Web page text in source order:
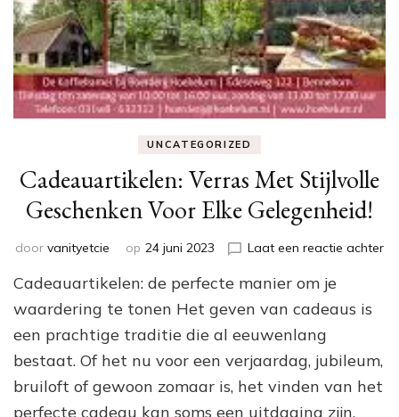
UNCATEGORIZED
Cadeauartikelen: Verras Met Stijlvolle
Geschenken Voor Elke Gelegenheid!
door vanityetcie op 24 juni 2023 Laat een reactie achterop
Cadeauartikelen: de perfecte manier om je
waardering te tonen Het geven van cadeaus is
een prachtige traditie die al eeuwenlang
bestaat. Of het nu voor een verjaardag, jubileum,
bruiloft of gewoon zomaar is, het vinden van het
perfecte cadeau kan soms een uitdaging zijn.